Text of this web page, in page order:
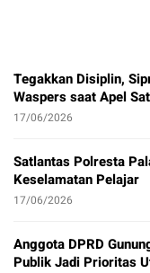
Tegakkan Disiplin,
Waspers saat Apel
17/06/2026
Satlantas Polresta
Keselamatan Pelajar
17/06/2026
Anggota DPRD
Publik Jadi Prioritas